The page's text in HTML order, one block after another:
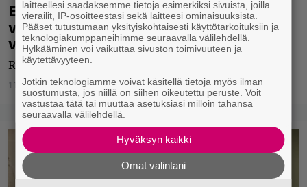
Eurooppaan – ja keikkakalenterissa on
vielä tyhjää tilaa vaikkapa Suomi-
visiitille
RATM kiertueelle myös Eurooppaan.
11.02.2020 Jarkko Fräntilä
laitteellesi saadaksemme tietoja esimerkiksi sivuista, joilla
vierailit, IP-osoitteestasi sekä laitteesi ominaisuuksista.
Pääset tutustumaan yksityiskohtaisesti käyttötarkoituksiin ja
teknologiakumppaneihimme seuraavalla välilehdellä.
Hylkääminen voi vaikuttaa sivuston toimivuuteen ja
käytettävyyteen.
Jotkin teknologiamme voivat käsitellä tietoja myös ilman
suostumusta, jos niillä on siihen oikeutettu peruste. Voit
vastustaa tätä tai muuttaa asetuksiasi milloin tahansa
seuraavalla välilehdellä.
Hyväksyn kaikki
Omat valintani